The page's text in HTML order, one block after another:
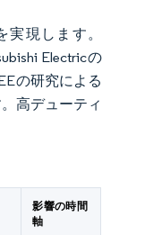
現します。
Electricの
の研究による
高デューティ
影響の時間
軸